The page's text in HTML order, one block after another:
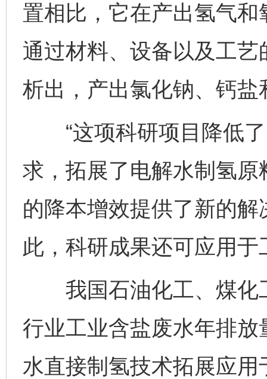
置相比，它在产出氢气
通过材料、设备以及工
析出，产出氯化钠、钙盐
“这项科研项目降低了
求，拓展了电解水制氢
的降本增效提供了新的
此，科研成果还可应用
我国石油化工、煤化
行业工业含盐废水年排
水直接制氢技术拓展应